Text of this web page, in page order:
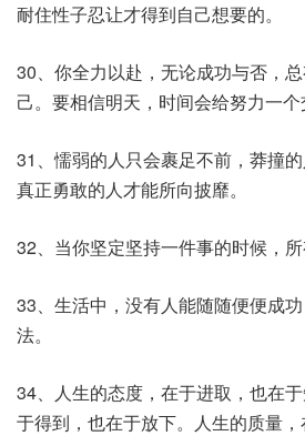
耐住性子忍让才得到自己想要的。
30、你全力以赴，无论成功与否，
己。要相信明天，时间会给努力一个
31、懦弱的人只会裹足不前，莽撞
真正勇敢的人才能所向披靡。
32、当你坚定坚持一件事的时候，所
33、生活中，没有人能随随便便成
法。
34、人生的态度，在于进取，也在
于得到，也在于放下。人生的质量